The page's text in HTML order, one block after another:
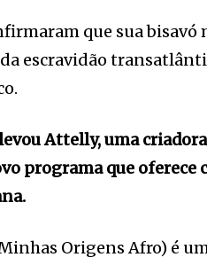
que sua bisavó
escravidão
Attelly, uma
programa que oferece
Origens Afro) é